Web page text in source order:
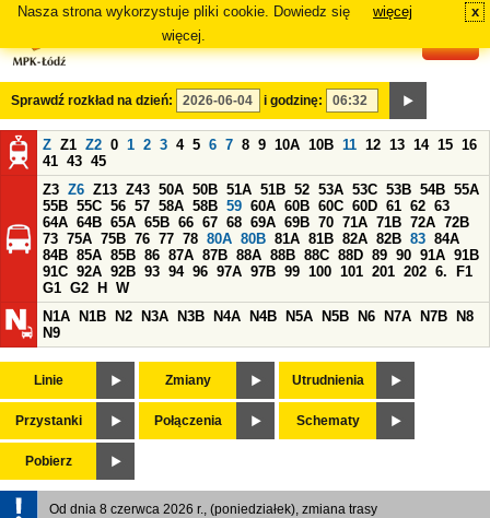
Nasza strona wykorzystuje pliki cookie. Dowiedz się
więcej.
więcej x
Sprawdź rozkład na dzień: i godzinę:
Z Z1 Z2 0 1 2 3 4 5 6 7 8 9 10A 10B 11 12 13 14 15 16
41 43 45
Z3 Z6 Z13 Z43 50A 50B 51A 51B 52 53A 53C 53B 54B 55A
55B 55C 56 57 58A 58B 59 60A 60B 60C 60D 61 62 63
64A 64B 65A 65B 66 67 68 69A 69B 70 71A 71B 72A 72B
73 75A 75B 76 77 78 80A 80B 81A 81B 82A 82B 83 84A
84B 85A 85B 86 87A 87B 88A 88B 88C 88D 89 90 91A 91B
91C 92A 92B 93 94 96 97A 97B 99 100 101 201 202 6.
F1
G1 G2 H
W
N1A
N1B N2 N3A N3B N4A N4B N5A N5B N6 N7A N7B
N8
N9
Linie Zmiany Utrudnienia
Przystanki Połączenia Schematy
Pobierz
Od dnia 8 czerwca 2026 r., (poniedziałek), zmiana trasy